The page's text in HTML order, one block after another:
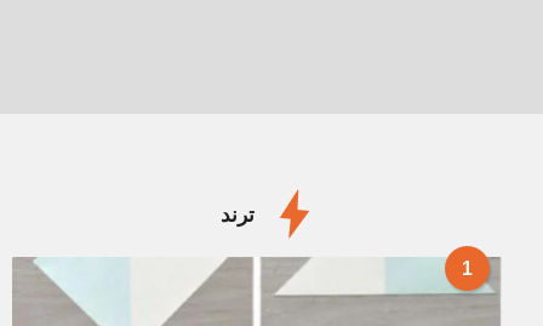
ترند
1